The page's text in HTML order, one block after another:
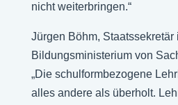
nicht weiterbringen.“
Jürgen Böhm, Staatssekretär
Bildungsministerium von
„Die schulformbezogene
alles andere als überholt.